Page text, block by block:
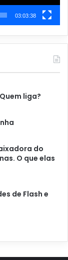
03:03:38
liga?
do
O que elas
de Flash e